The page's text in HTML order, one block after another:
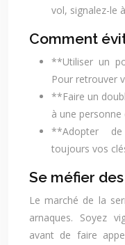
vol, signalez-le
Comment
**Utiliser un
Pour retrouver
**Faire un
à une personne
**Adopter
toujours vos
Se méfier
Le marché de la
arnaques. Soyez
avant de faire